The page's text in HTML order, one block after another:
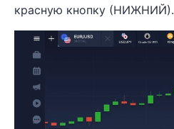
красную кнопку (НИЖНИЙ).